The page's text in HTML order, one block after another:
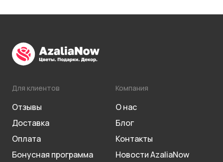
Для клиентов
Отзывы
Доставка
Оплата
Бонусная программа
Компания
О нас
Блог
Контакты
Новости AzaliaNow